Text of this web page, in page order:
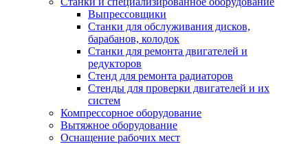
Выпрессовщики
Станки для обслуживания дисков,
барабанов, колодок
Станки для ремонта двигателей и
редукторов
Стенд для ремонта радиаторов
Стенды для проверки двигателей и их
систем
Компрессорное оборудование
Вытяжное оборудование
Оснащение рабочих мест